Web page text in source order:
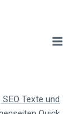
Texte und